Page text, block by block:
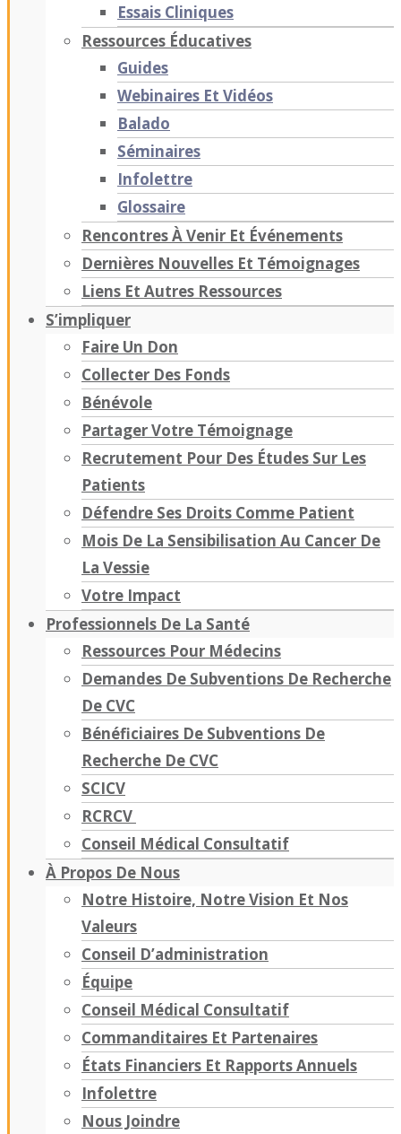
Essais Cliniques
Ressources Éducatives
Guides
Webinaires Et Vidéos
Balado
Séminaires
Infolettre
Glossaire
Rencontres À Venir Et Événements
Dernières Nouvelles Et Témoignages
Liens Et Autres Ressources
S’impliquer
Faire Un Don
Collecter Des Fonds
Bénévole
Partager Votre Témoignage
Recrutement Pour Des Études Sur Les
Patients
Défendre Ses Droits Comme Patient
Mois De La Sensibilisation Au Cancer De
La Vessie
Votre Impact
Professionnels De La Santé
Ressources Pour Médecins
Demandes De Subventions De Recherche
De CVC
Bénéficiaires De Subventions De
Recherche De CVC
SCICV
RCRCV
Conseil Médical Consultatif
À Propos De Nous
Notre Histoire, Notre Vision Et Nos
Valeurs
Conseil D’administration
Équipe
Conseil Médical Consultatif
Commanditaires Et Partenaires
États Financiers Et Rapports Annuels
Infolettre
Nous Joindre